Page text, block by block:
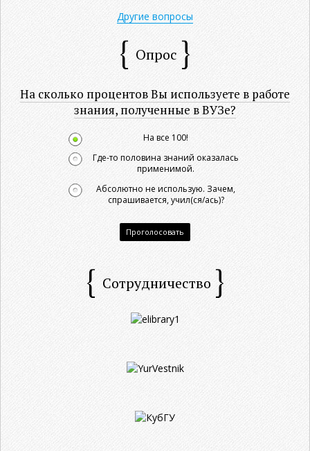
Другие вопросы
Опрос
На сколько процентов Вы используете в работе
знания, полученные в ВУЗе?
На все 100!
Где-то половина знаний оказалась
применимой.
Абсолютно не использую. Зачем,
спрашивается, учил(ся/ась)?
Проголосовать
Сотрудничество